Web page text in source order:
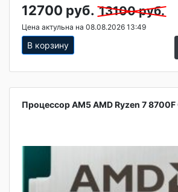
12700 руб. 13100 руб.
Цена актульна на 08.08.2026 13:49
В корзину
Процессор AM5 AMD Ryzen 7 8700F